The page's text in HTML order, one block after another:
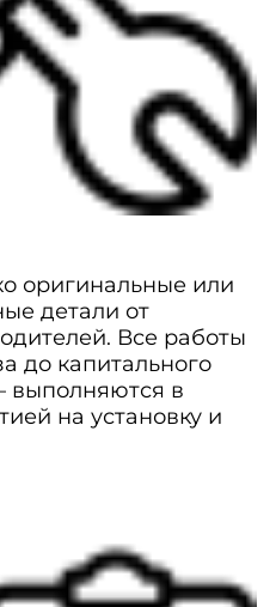
оригинальные или
детали от
Все работы
до капитального
выполняются в
на установку и